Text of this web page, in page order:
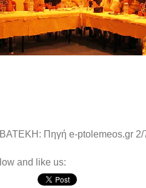
Πηγή e-ptolemeos.gr 2/
and like us: